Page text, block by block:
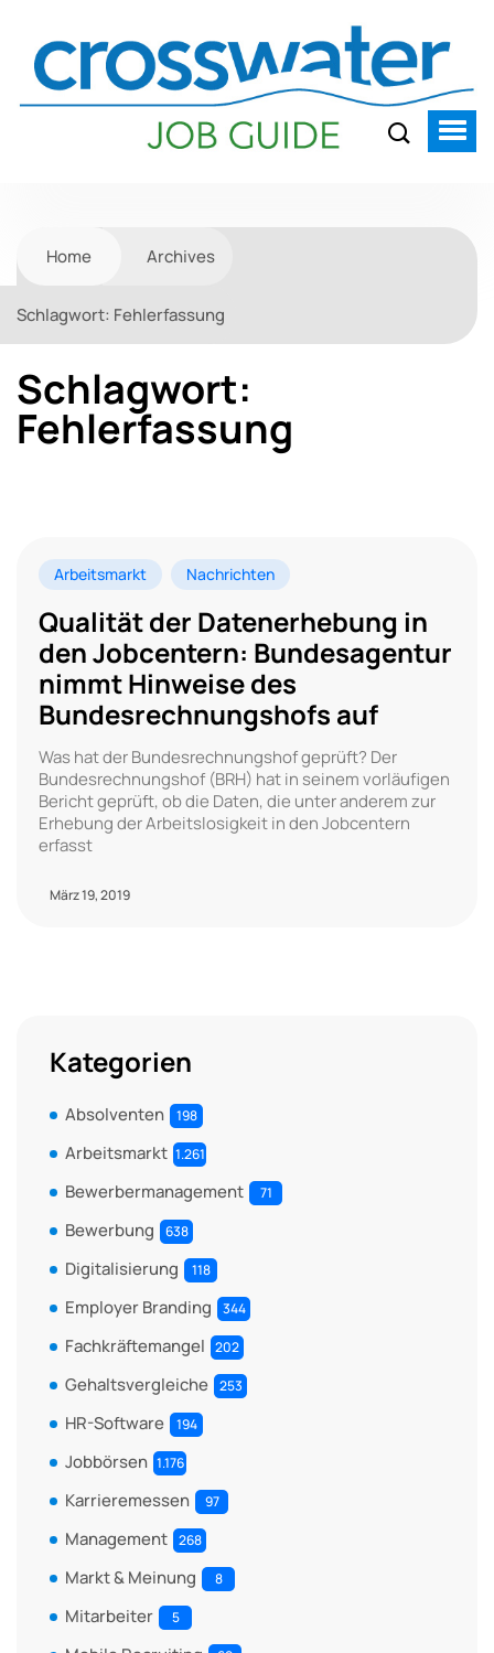
Home Archives
Schlagwort: Fehlerfassung
Schlagwort:
Fehlerfassung
Arbeitsmarkt Nachrichten
Qualität der Datenerhebung in
den Jobcentern: Bundesagentur
nimmt Hinweise des
Bundesrechnungshofs auf
Was hat der Bundesrechnungshof geprüft? Der
Bundesrechnungshof (BRH) hat in seinem vorläufigen
Bericht geprüft, ob die Daten, die unter anderem zur
Erhebung der Arbeitslosigkeit in den Jobcentern
erfasst
März 19, 2019
Kategorien
Absolventen 198
Arbeitsmarkt 1.261
Bewerbermanagement 71
Bewerbung 638
Digitalisierung 118
Employer Branding 344
Fachkräftemangel 202
Gehaltsvergleiche 253
HR-Software 194
Jobbörsen 1.176
Karrieremessen 97
Management 268
Markt & Meinung 8
Mitarbeiter 5